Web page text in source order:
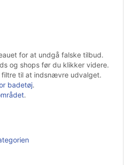
for at undgå falske tilbud.
og shops før du klikker videre.
filtre til at indsnævre udvalget.
badetøj.
.